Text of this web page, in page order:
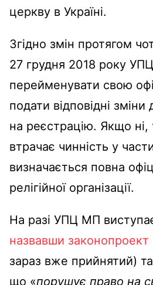
церкву в Україні.
Згідно змін протягом
27 грудня 2018 року
перейменувати свою
подати відповідні зміни
на реєстрацію. Якщо ні,
втрачає чинність у
визначається повна
релігійної організації.
На разі УПЦ МП
назвавши
зараз вже прийнятий)
що «порушує право на